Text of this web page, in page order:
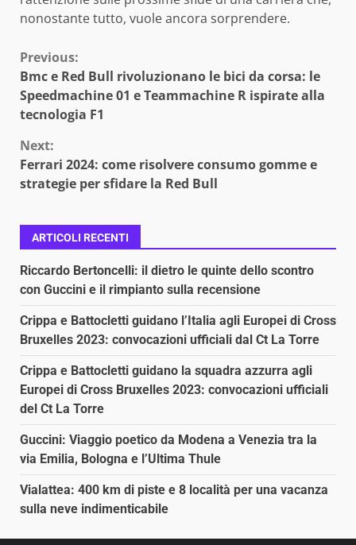
nonostante tutto, vuole ancora sorprendere.
Continue
Reading
Previous:
Bmc e Red Bull rivoluzionano le bici da corsa: le
Speedmachine 01 e Teammachine R ispirate alla
tecnologia F1
Next:
Ferrari 2024: come risolvere consumo gomme e
strategie per sfidare la Red Bull
ARTICOLI RECENTI
Riccardo Bertoncelli: il dietro le quinte dello scontro
con Guccini e il rimpianto sulla recensione
Crippa e Battocletti guidano l’Italia agli Europei di Cross
Bruxelles 2023: convocazioni ufficiali dal Ct La Torre
Crippa e Battocletti guidano la squadra azzurra agli
Europei di Cross Bruxelles 2023: convocazioni ufficiali
del Ct La Torre
Guccini: Viaggio poetico da Modena a Venezia tra la
via Emilia, Bologna e l’Ultima Thule
Vialattea: 400 km di piste e 8 località per una vacanza
sulla neve indimenticabile